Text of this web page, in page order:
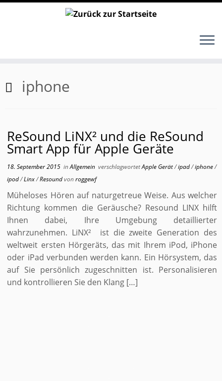
Inhalt
springeniphone
ReSound LiNX² und die ReSound
Smart App für Apple Geräte
18. September 2015 inAllgemein verschlagwortetApple Gerät/ipad/iphone/
ipod/Linx/Resoundvonroggewf
Müheloses Hören auf naturgetreue Weise. Aus welcher
Richtung kommen die Geräusche? Resound LINX hilft
Ihnen dabei, Ihre Umgebung detaillierter
wahrzunehmen. LiNX² ist die zweite Generation des
weltweit ersten Hörgeräts, das mit Ihrem iPod, iPhone
oder iPad verbunden werden kann. Ein Hörsystem, das
auf Sie persönlich zugeschnitten ist. Personalisieren
und kontrollieren Sie den Klang […]